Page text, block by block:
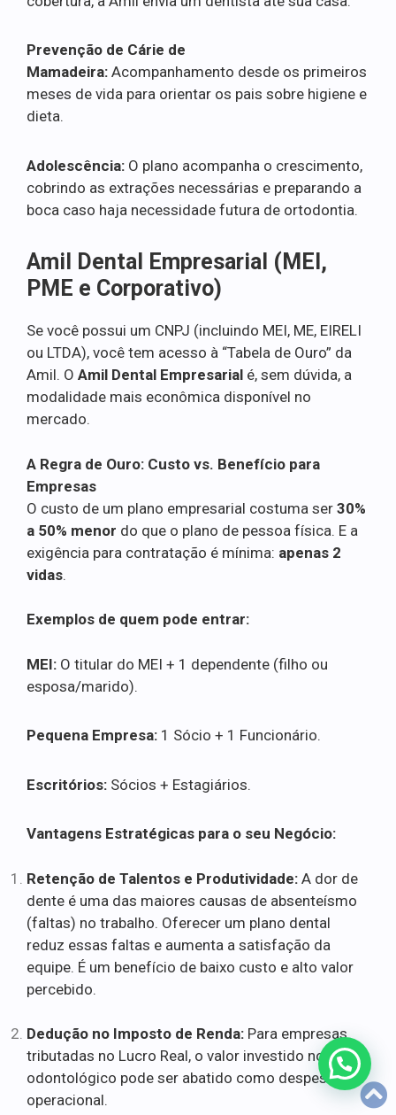
Prevenção de Cárie de
Mamadeira: Acompanhamento desde os primeiros
meses de vida para orientar os pais sobre higiene e
dieta.
Adolescência: O plano acompanha o crescimento,
cobrindo as extrações necessárias e preparando a
boca caso haja necessidade futura de ortodontia.
Amil Dental Empresarial (MEI,
PME e Corporativo)
Se você possui um CNPJ (incluindo MEI, ME, EIRELI
ou LTDA), você tem acesso à “Tabela de Ouro” da
Amil. O Amil Dental Empresarial é, sem dúvida, a
modalidade mais econômica disponível no
mercado.
A Regra de Ouro: Custo vs. Benefício para
Empresas
O custo de um plano empresarial costuma ser 30%
a 50% menor do que o plano de pessoa física. E a
exigência para contratação é mínima: apenas 2
vidas.
Exemplos de quem pode entrar:
MEI: O titular do MEI + 1 dependente (filho ou
esposa/marido).
Pequena Empresa: 1 Sócio + 1 Funcionário.
Escritórios: Sócios + Estagiários.
Vantagens Estratégicas para o seu Negócio:
Retenção de Talentos e Produtividade: A dor de
dente é uma das maiores causas de absenteísmo
(faltas) no trabalho. Oferecer um plano dental
reduz essas faltas e aumenta a satisfação da
equipe. É um benefício de baixo custo e alto valor
percebido.
Dedução no Imposto de Renda: Para empresas
tributadas no Lucro Real, o valor investido no plano
odontológico pode ser abatido como despesa
operacional.